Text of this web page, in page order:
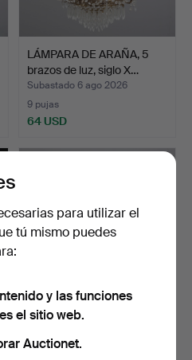
LÁMPARA DE ARAÑA, 5
brazos de luz, siglo X…
Subastado 6 ago 2026
9 pujas
64 USD
ESTANTERÍA DE PARED,
siglo XIX/XX.
para utilizar el
tú mismo puedes
y las funciones
el sitio web.
Auctionet.